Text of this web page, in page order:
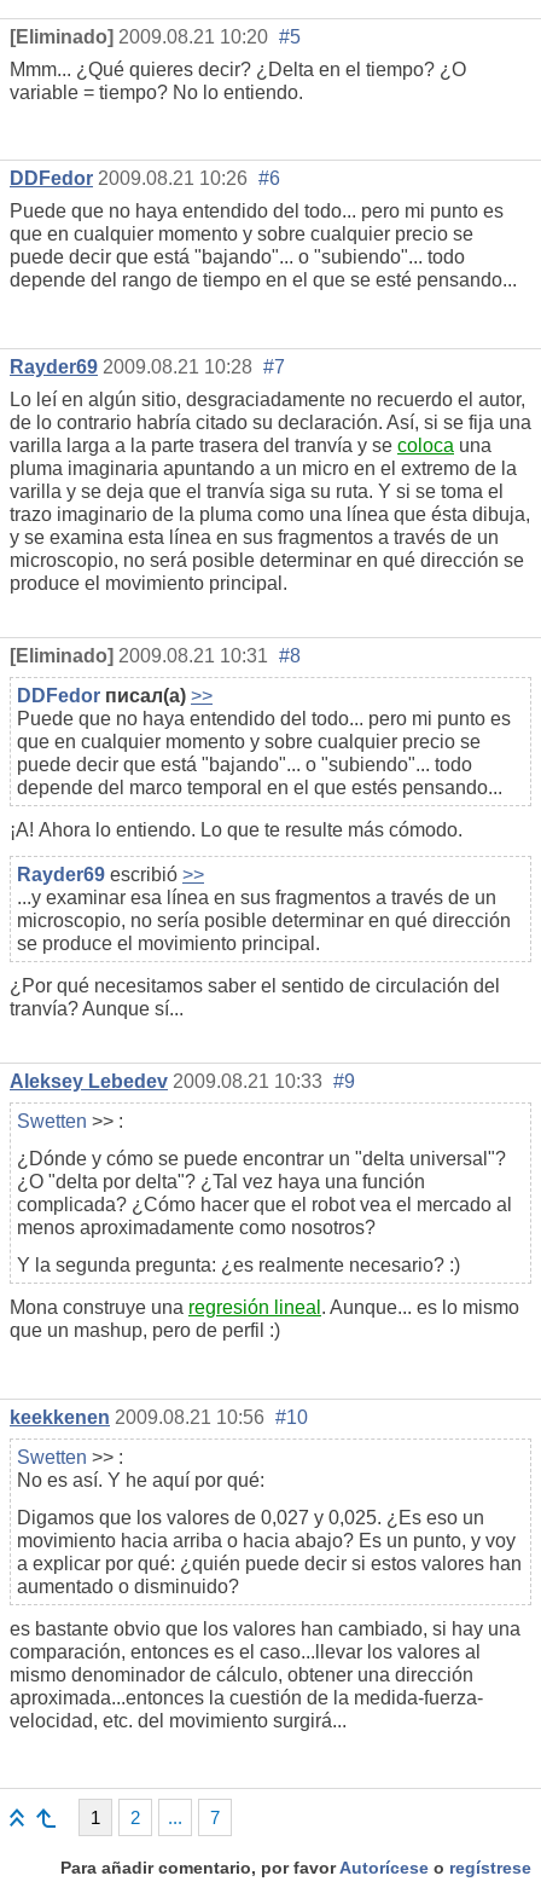
[Eliminado] 2009.08.21 10:20 #5
Mmm... ¿Qué quieres decir? ¿Delta en el tiempo? ¿O
variable = tiempo? No lo entiendo.
DDFedor 2009.08.21 10:26 #6
Puede que no haya entendido del todo... pero mi punto es
que en cualquier momento y sobre cualquier precio se
puede decir que está "bajando"... o "subiendo"... todo
depende del rango de tiempo en el que se esté pensando...
Rayder69 2009.08.21 10:28 #7
Lo leí en algún sitio, desgraciadamente no recuerdo el autor,
de lo contrario habría citado su declaración. Así, si se fija una
varilla larga a la parte trasera del tranvía y se coloca una
pluma imaginaria apuntando a un micro en el extremo de la
varilla y se deja que el tranvía siga su ruta. Y si se toma el
trazo imaginario de la pluma como una línea que ésta dibuja,
y se examina esta línea en sus fragmentos a través de un
microscopio, no será posible determinar en qué dirección se
produce el movimiento principal.
[Eliminado] 2009.08.21 10:31 #8
DDFedor писал(а) >>
Puede que no haya entendido del todo... pero mi punto es
que en cualquier momento y sobre cualquier precio se
puede decir que está "bajando"... o "subiendo"... todo
depende del marco temporal en el que estés pensando...
¡А! Ahora lo entiendo. Lo que te resulte más cómodo.
Rayder69 escribió >>
...y examinar esa línea en sus fragmentos a través de un
microscopio, no sería posible determinar en qué dirección
se produce el movimiento principal.
¿Por qué necesitamos saber el sentido de circulación del
tranvía? Aunque sí...
Aleksey Lebedev 2009.08.21 10:33 #9
Swetten >> :
¿Dónde y cómo se puede encontrar un "delta universal"?
¿O "delta por delta"? ¿Tal vez haya una función
complicada? ¿Cómo hacer que el robot vea el mercado al
menos aproximadamente como nosotros?
Y la segunda pregunta: ¿es realmente necesario? :)
Mona construye una regresión lineal . Aunque... es lo mismo
que un mashup, pero de perfil :)
keekkenen 2009.08.21 10:56 #10
Swetten >> :
No es así. Y he aquí por qué:
Digamos que los valores de 0,027 y 0,025. ¿Es eso un
movimiento hacia arriba o hacia abajo? Es un punto, y voy
a explicar por qué: ¿quién puede decir si estos valores han
aumentado o disminuido?
es bastante obvio que los valores han cambiado, si hay una
comparación, entonces es el caso...llevar los valores al
mismo denominador de cálculo, obtener una dirección
aproximada...entonces la cuestión de la medida-fuerza-
velocidad, etc. del movimiento surgirá...
1 2 ... 7
Para añadir comentario, por favorAutorícese o regístrese